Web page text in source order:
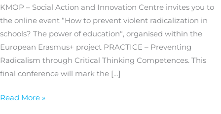
KMOP – Social Action and Innovation Centre invites you to
the online event “How to prevent violent radicalization in
schools? The power of education“, organised within the
European Erasmus+ project PRACTICE – Preventing
Radicalism through Critical Thinking Competences. This
final conference will mark the […]
Read More »